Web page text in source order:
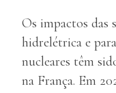
Os impactos das
hidrelétrica e
nucleares têm
na França. Em